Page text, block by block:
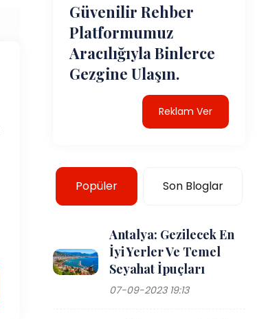
Güvenilir Rehber
Platformumuz
Aracılığıyla Binlerce
Gezgine Ulaşın.
Reklam Ver
Popüler Son Bloglar
Antalya: Gezilecek En
İyi Yerler Ve Temel
Seyahat İpuçları
07-09-2023 19:13